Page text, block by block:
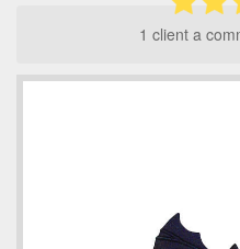
1 client a